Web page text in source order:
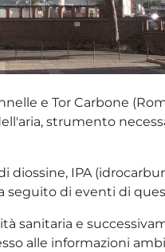
e Tor Carbone
strumento
IPA
seguito di eventi di
sanitaria e
alle informazioni